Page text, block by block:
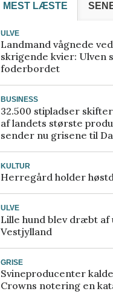
MEST LÆSTE
ULVE
Landmand vågnede
skrigende kvier: Ulven
foderbordet
BUSINESS
32.500 stipladser
af landets største
sender nu grisene til
KULTUR
Herregård holder
ULVE
Lille hund blev dræbt af
Vestjylland
GRISE
Svineproducenter
Crowns notering en